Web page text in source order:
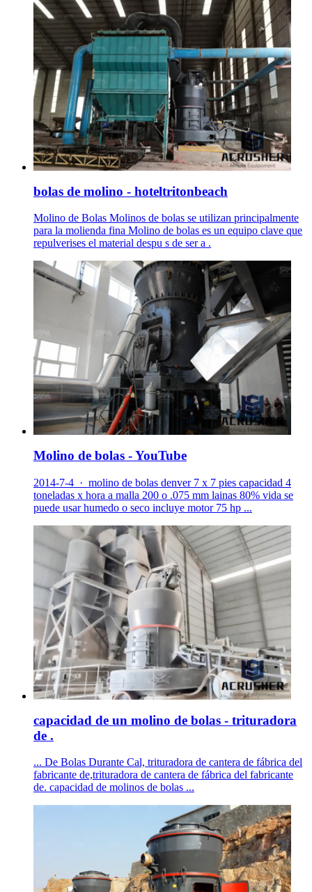
bolas de molino - hoteltritonbeach
Molino de Bolas Molinos de bolas se utilizan principalmente
para la molienda fina Molino de bolas es un equipo clave que
repulverises el material despu s de ser a .
Molino de bolas - YouTube
2014-7-4 · molino de bolas denver 7 x 7 pies capacidad 4
toneladas x hora a malla 200 o .075 mm lainas 80% vida se
puede usar humedo o seco incluye motor 75 hp ...
capacidad de un molino de bolas - trituradora
de .
... De Bolas Durante Cal, trituradora de cantera de fábrica del
fabricante de,trituradora de cantera de fábrica del fabricante
de. capacidad de molinos de bolas ...